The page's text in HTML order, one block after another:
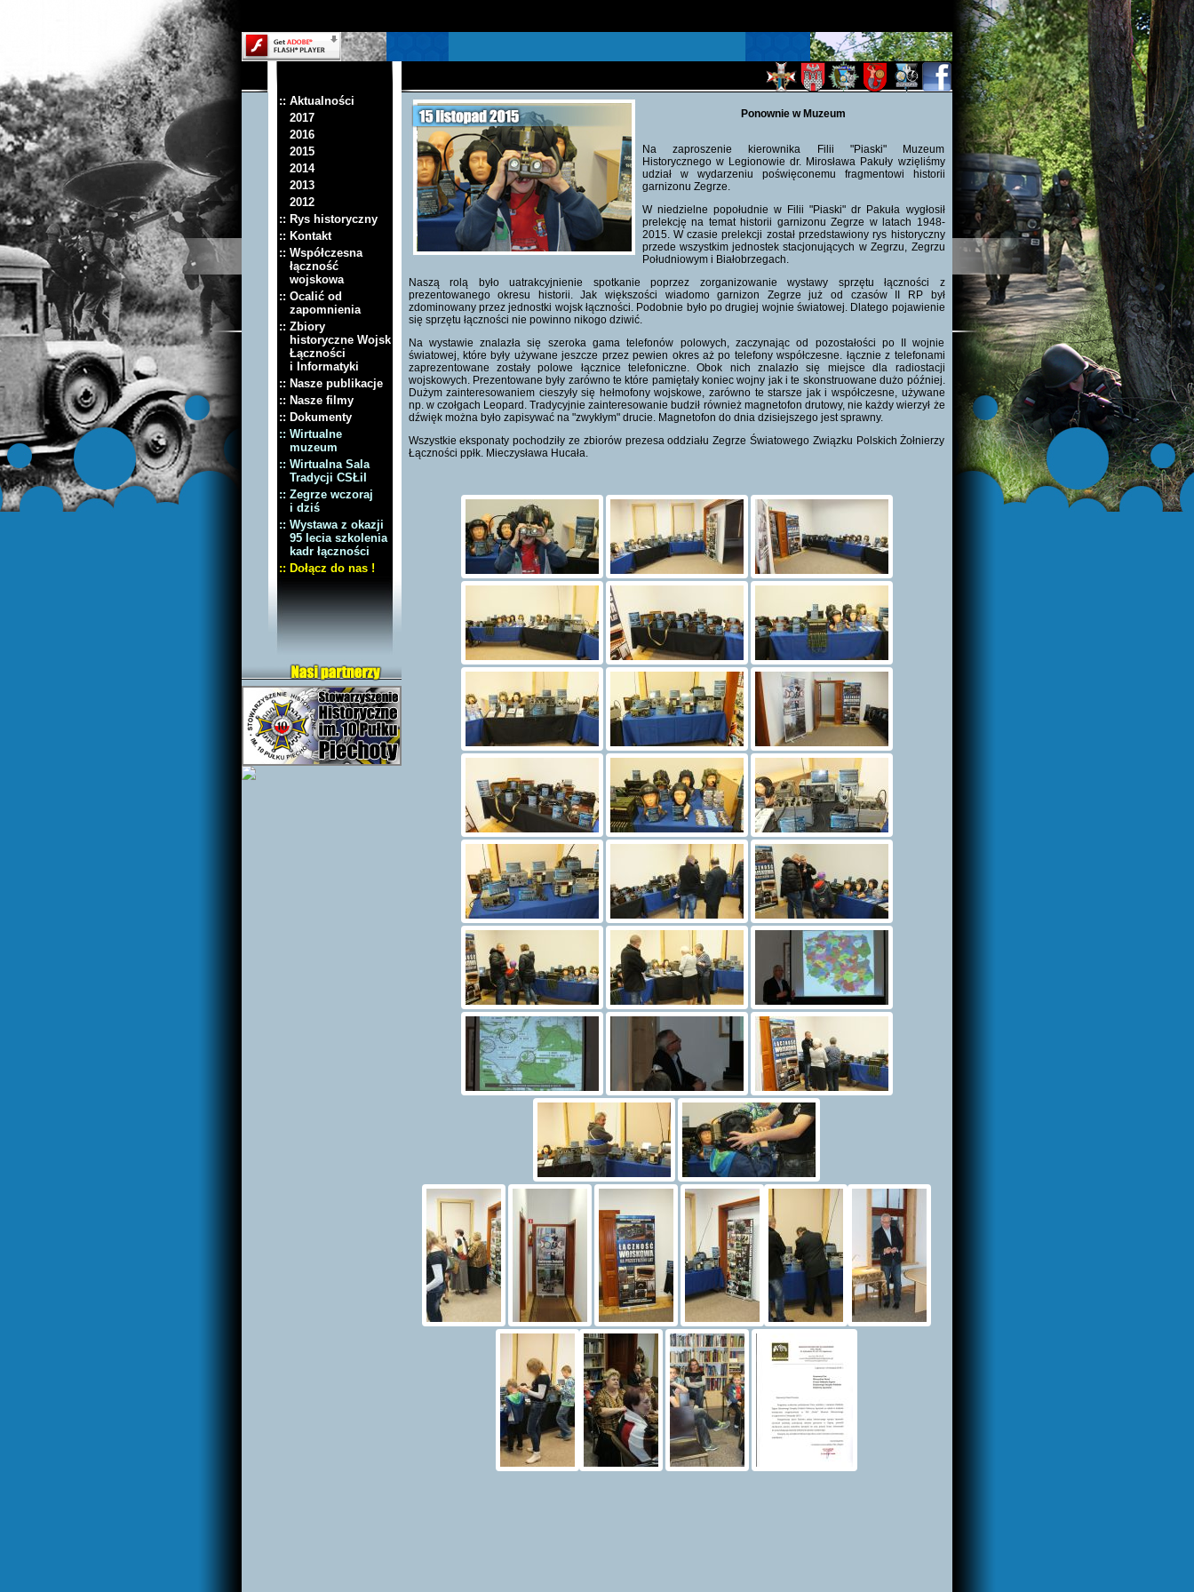
:: Aktualności
2017
2016
2015
2014
2013
2012
:: Rys historyczny
:: Kontakt
:: Współczesna
łączność
wojskowa
:: Ocalić od
zapomnienia
:: Zbiory
historyczne Wojsk
Łączności
i Informatyki
:: Nasze publikacje
:: Nasze filmy
:: Dokumenty
:: Wirtualne
muzeum
:: Wirtualna Sala
Tradycji CSŁiI
:: Zegrze wczoraj
i dziś
:: Wystawa z okazji
95 lecia szkolenia
kadr łączności
:: Dołącz do nas !
Ponownie w Muzeum
Na zaproszenie kierownika Filii "Piaski" Muzeum
Historycznego w Legionowie dr. Mirosława Pakuły wzięliśmy
udział w wydarzeniu poświęconemu fragmentowi historii
garnizonu Zegrze.
W niedzielne popołudnie w Filii "Piaski" dr Pakuła wygłosił
prelekcję na temat historii garnizonu Zegrze w latach 1948-
2015. W czasie prelekcji został przedstawiony rys historyczny
przede wszystkim jednostek stacjonujących w Zegrzu, Zegrzu
Południowym i Białobrzegach.
Naszą rolą było uatrakcyjnienie spotkanie poprzez zorganizowanie wystawy sprzętu łączności z
prezentowanego okresu historii. Jak większości wiadomo garnizon Zegrze już od czasów II RP był
zdominowany przez jednostki wojsk łączności. Podobnie było po drugiej wojnie światowej. Dlatego pojawienie
się sprzętu łączności nie powinno nikogo dziwić.
Na wystawie znalazła się szeroka gama telefonów polowych, zaczynając od pozostałości po II wojnie
światowej, które były używane jeszcze przez pewien okres aż po telefony współczesne. łącznie z telefonami
zaprezentowane zostały polowe łącznice telefoniczne. Obok nich znalazło się miejsce dla radiostacji
wojskowych. Prezentowane były zarówno te które pamiętały koniec wojny jak i te skonstruowane dużo później.
Dużym zainteresowaniem cieszyły się hełmofony wojskowe, zarówno te starsze jak i współczesne, używane
np. w czołgach Leopard. Tradycyjnie zainteresowanie budził również magnetofon drutowy, nie każdy wierzył że
dźwięk można było zapisywać na "zwykłym" drucie. Magnetofon do dnia dzisiejszego jest sprawny.
Wszystkie eksponaty pochodziły ze zbiorów prezesa oddziału Zegrze Światowego Związku Polskich Żołnierzy
Łączności ppłk. Mieczysława Hucała.